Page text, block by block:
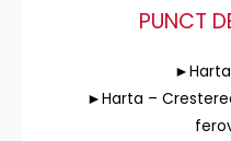
PUNCT
►Harta
►Harta –